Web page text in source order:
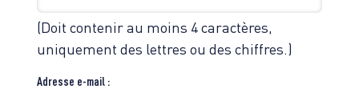
(Doit contenir au moins 4 caractères,
uniquement des lettres ou des chiffres.)
Adresse e-mail :